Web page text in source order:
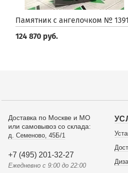
Памятник с ангелочком №
124 870 руб.
Доставка по Москве и МО
или самовывоз со склада:
д. Семеново, 45Б/1
+7 (495) 201-32-27
Ежедневно с 9:00 до 22:00